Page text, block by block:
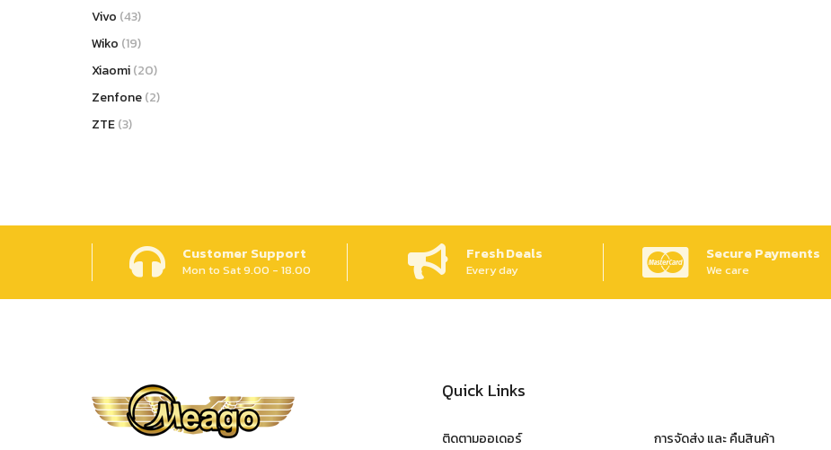
Vivo (43)
Wiko (19)
Xiaomi (20)
Zenfone (2)
ZTE(3)
Customer Support
Mon to Sat 9.00 - 18.00
Fresh Deals
Every day
Secure Payments
We care
Quick Links
ติดตามออเดอร์ การจัดส่ง และ คืนสินค้า